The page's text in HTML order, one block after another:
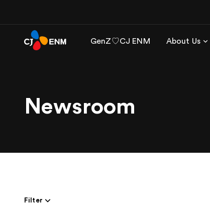
GenZ♡CJ ENM About Us
Newsroom
Filter